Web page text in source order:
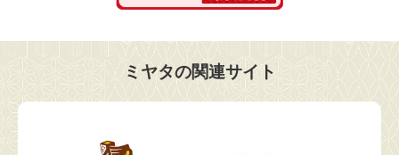
ミヤタの関連サイト